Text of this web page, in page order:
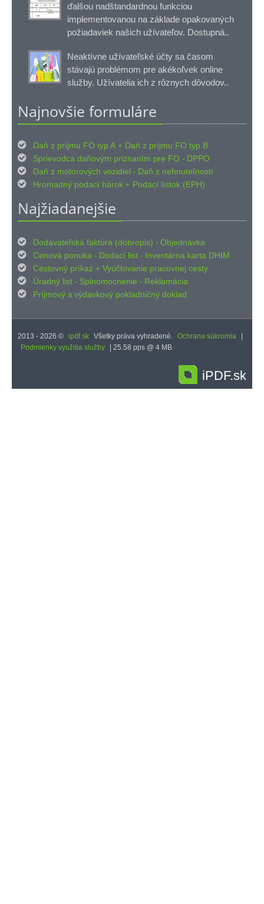
ďalšou nadštandardnou funkciou
implementovanou na základe opakovaných
požiadaviek našich užívateľov. Dostupná..
Neaktívne užívateľské účty sa časom
stávajú problémom pre akékoľvek online
služby. Užívatelia ich z rôznych dôvodov..
Najnovšie formuláre
 Daň z príjmu FO typ A + Daň z príjmu FO typ B

Sprievodca daňovým priznaním pre FO - DPPO

Daň z motorových vozidiel - Daň z nehnuteľnosti

Hromadný podací hárok + Podací lístok (EPH)
Najžiadanejšie
 Dodávateľská faktúra (dobropis) - Objednávka

Cenová ponuka - Dodací list - Inventárna karta DHIM

Cestovný príkaz + Vyúčtovanie pracovnej cesty

Úradný list - Splnomocnenie - Reklamácia

Príjmový a výdavkový pokladničný doklad
2013 - 2026 © ipdf.sk Všetky práva vyhradené. Ochrana súkromia
Podmienky využitia služby
| 25.58 pps @ 4 MB
iPDF.sk